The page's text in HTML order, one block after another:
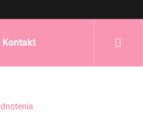
Kontakt